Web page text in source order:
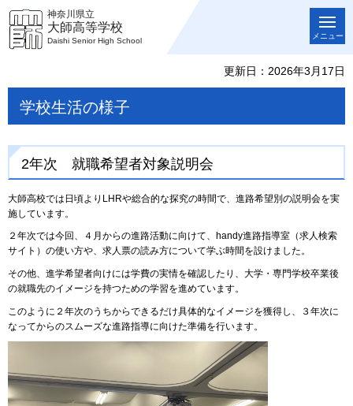
神奈川県立
大師高等学校
Daishi Senior High School
メニュー
更新日：2026年3月17日
学校生活の様子
2年次 就職希望者対象説明会
大師高校では日頃よりLHRや総合的な探究の時間で、進路希望別の説明会を実
施しています。
２年次では今回、４月からの進路活動に向けて、handy進路指導室（求人検索
サイト）の使い方や、求人票の読み方について学ぶ時間を設けました。
その他、進学希望者向けには学費の実情を確認したり、大学・専門学校卒業後
の就職先のイメージを持つための学習を進めています。
このように２年次のうちからできるだけ具体的なイメージを獲得し、３年次に
なってからのスムーズな進路指導に向けた準備を行います。